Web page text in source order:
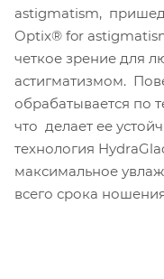
astigmatism,
Optix® for
четкое зрение для
астигматизмом.
обрабатывается по
что делает ее
технология
максимальное
всего срока